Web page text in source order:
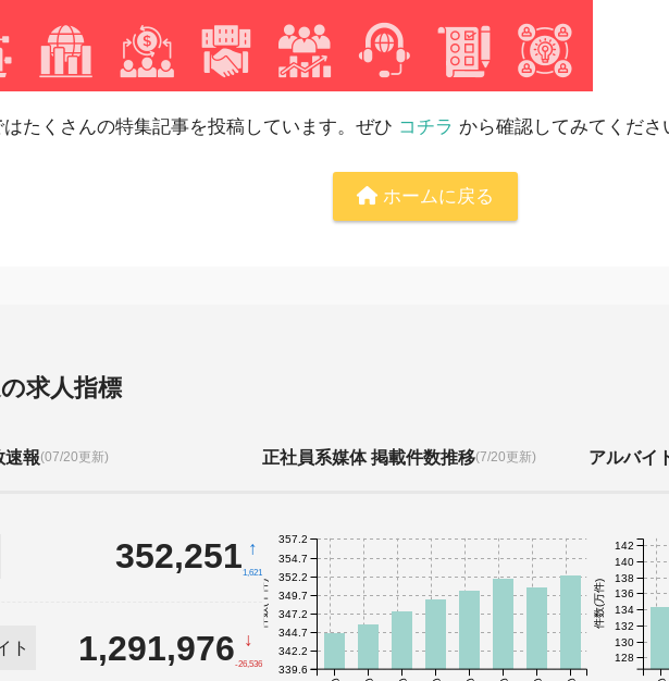
はたくさんの特集記事を投稿しています。ぜひ コチラ から確認してみてくださ
ホームに戻る
求人指標
速報(07/20更新)
352,251 ↑
1,621
ト 1,291,976 ↓
-26,536
正社員系媒体 掲載件数推移(7/20更新)
件数(千件)
339.6
342.2
344.7
347.2
349.7
352.2
354.7
357.2
アルバイ
件数(万件)
128
130
132
134
136
138
140
142